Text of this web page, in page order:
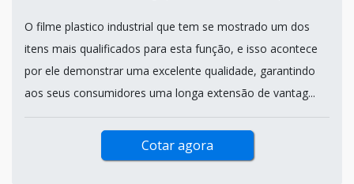
O filme plastico industrial que tem se mostrado um dos
itens mais qualificados para esta função, e isso acontece
por ele demonstrar uma excelente qualidade, garantindo
aos seus consumidores uma longa extensão de vantag...
Cotar agora